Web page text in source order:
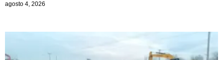
agosto 4, 2026